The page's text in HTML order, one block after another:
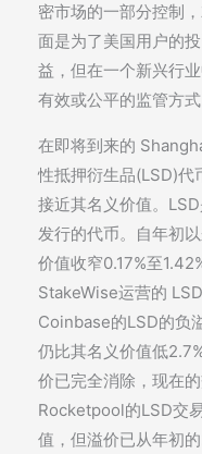
密市场的一部分控制
面是为了美国用户的
益，但在一个新兴行
有效或公平的监管方式
在即将到来的
性抵押衍生品(LSD)代
接近其名义价值。
发行的代币。自年初
价值收窄0.17%至
StakeWise运营的
Coinbase的LSD的负
仍比其名义价值低
价已完全消除，现在
Rocketpool的LSD交
值，但溢价已从年初